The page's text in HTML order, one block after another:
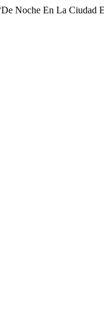
Noche En La